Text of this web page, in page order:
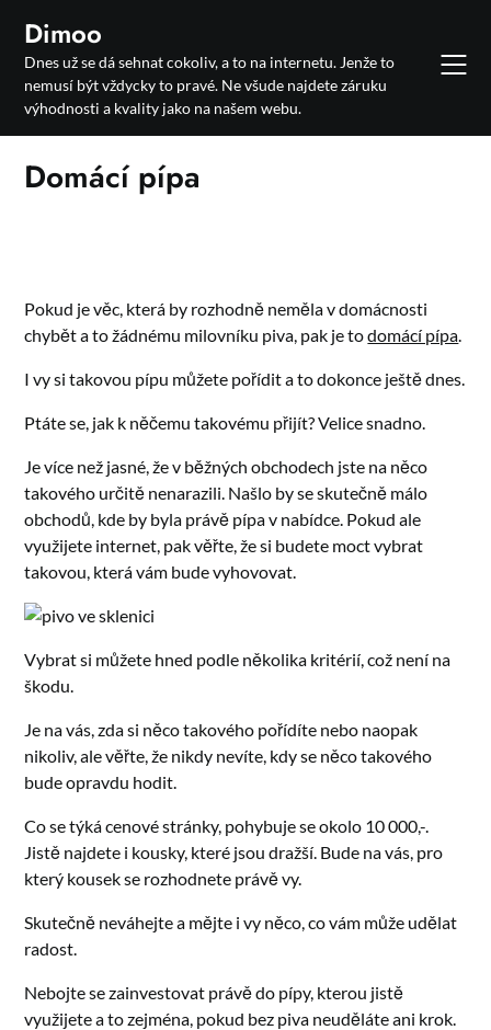
content
Dimoo
Dnes už se dá sehnat cokoliv, a to na internetu. Jenže to
nemusí být vždycky to pravé. Ne všude najdete záruku
výhodnosti a kvality jako na našem webu.
Domácí pípa
Pokud je věc, která by rozhodně neměla v domácnosti
chybět a to žádnému milovníku piva, pak je todomácí pípa.
I vy si takovou pípu můžete pořídit a to dokonce ještě dnes.
Ptáte se, jak k něčemu takovému přijít? Velice snadno.
Je více než jasné, že v běžných obchodech jste na něco
takového určitě nenarazili. Našlo by se skutečně málo
obchodů, kde by byla právě pípa v nabídce. Pokud ale
využijete internet, pak věřte, že si budete moct vybrat
takovou, která vám bude vyhovovat.
Vybrat si můžete hned podle několika kritérií, což není na
škodu.
Je na vás, zda si něco takového pořídíte nebo naopak
nikoliv, ale věřte, že nikdy nevíte, kdy se něco takového
bude opravdu hodit.
Co se týká cenové stránky, pohybuje se okolo 10 000,-.
Jistě najdete i kousky, které jsou dražší. Bude na vás, pro
který kousek se rozhodnete právě vy.
Skutečně neváhejte a mějte i vy něco, co vám může udělat
radost.
Nebojte se zainvestovat právě do pípy, kterou jistě
využijete a to zejména, pokud bez piva neuděláte ani krok.